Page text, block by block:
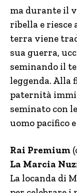
ma durante il
ribella e riesce
terra viene
sua guerra,
seminando il
leggenda. Alla
paternità
seminato con
uomo pacifico
Rai Premium
La Marcia
La locanda di